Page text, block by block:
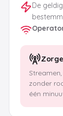
De
zonder
één